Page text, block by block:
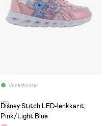
Varastossa
(0)
Disney Stitch LED-lenkkarit,
Pink/Light Blue